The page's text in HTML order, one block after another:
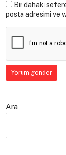
Bir dahaki
posta adresimi ve
Ara